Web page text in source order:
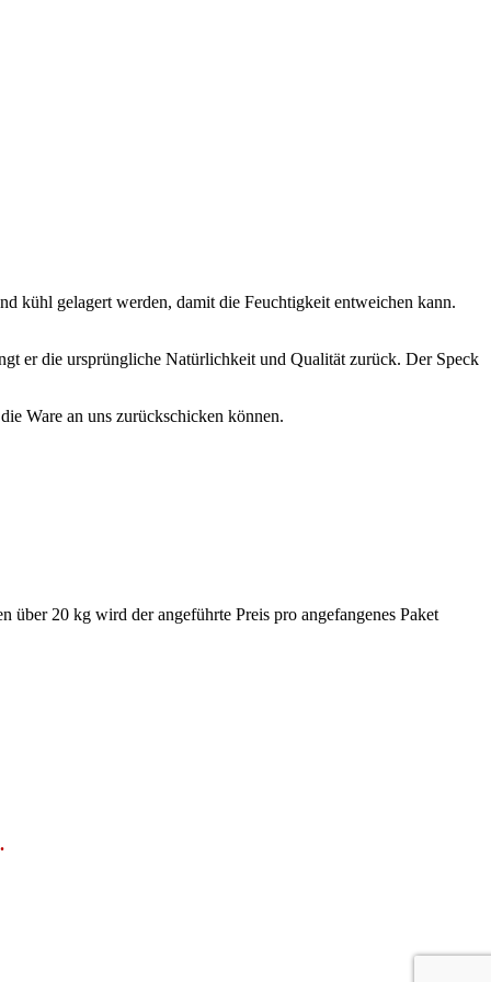
kühl gelagert werden, damit die Feuchtigkeit entweichen kann.
er die ursprüngliche Natürlichkeit und Qualität zurück. Der Speck
Ware an uns zurückschicken können.
über 20 kg wird der angeführte Preis pro angefangenes Paket